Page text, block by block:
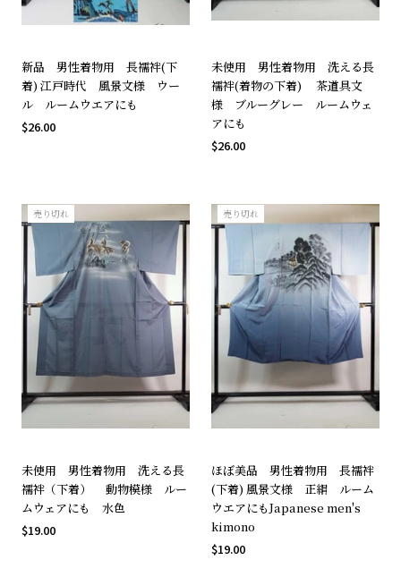
新品 男性着物用 長襦袢(下
着) 江戸時代 風景文様 ウー
ル ルームウエアにも
$26.00
未使用 男性着物用 洗える長
襦袢(着物の下着) 茶道具文
様 ブルーグレー ルームウェ
アにも
$26.00
売り切れ
未使用 男性着物用 洗える長
襦袢（下着） 動物模様 ルー
ムウェアにも 水色
$19.00
売り切れ
ほぼ美品 男性着物用 長襦袢
(下着) 風景文様 正絹 ルーム
ウエアにもJapanese men's
kimono
$19.00